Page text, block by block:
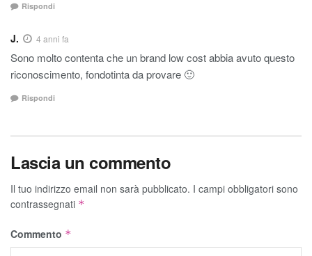
Rispondi
J. 4 anni fa
Sono molto contenta che un brand low cost abbia avuto questo
riconoscimento, fondotinta da provare 🙂
Rispondi
Lascia un commento
Il tuo indirizzo email non sarà pubblicato. I campi obbligatori sono
contrassegnati *
Commento *